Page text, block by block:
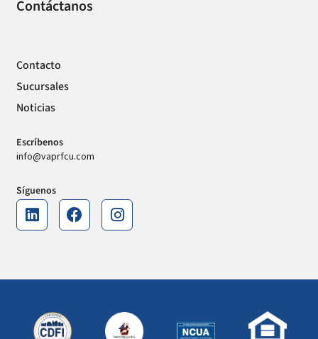
Contáctanos
Contacto
Sucursales
Noticias
Escríbenos
info@vaprfcu.com
Síguenos